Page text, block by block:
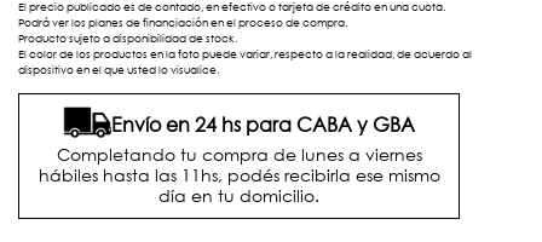
El precio publicado es de contado, en efectivo o tarjeta de crédito en una cuota.
Podrá ver los planes de financiación en el proceso de compra.
Producto sujeto a disponibilidad de stock.
El color de los productos en la foto puede variar, respecto a la realidad, de acuerdo al
dispositivo en el que usted lo visualice.
Envío en 24 hs para CABA y GBA
Completando tu compra de lunes a viernes
hábiles hasta las 11hs, podés recibirla ese mismo
día en tu domicilio.